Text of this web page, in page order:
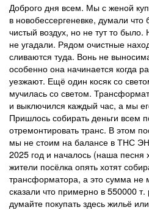
Доброго дня всем. Мы с женой
в новобессергеневке, думали что
чистый воздух, но не тут то
не угадали. Рядом очистные
сливаются туда. Вонь не
особенно она начинается когда
уезжают. Ещё один косяк со
мучилась со светом.
и выключился каждый час, а мы
Пришлось собирать деньги всем
отремонтировать транс. В этом
мы не стоим на балансе в ТНС
2025 год и началось (наша
жители посёлка опять хотят
трансформатора, а это сумма не
сказали что примерно в 550000 т.
думайте покупать здесь жильё